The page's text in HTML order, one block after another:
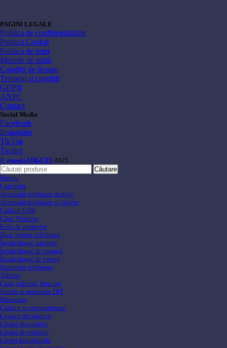
PAGINI LEGALE
Politica de confidențialitate
Politica Cookie
Politica de retur
Metode de plată
Condiții de livrare
Termeni și condiții
GDPR
ANPC
Contact
Social Media
Facebook
Instagram
TikTok
Twitter
© massGADGETS 2025
Căutare
Meniu
Categorii
Accesorii telefoane mobile
Accesorii telefoane si tablete
Cabluri USB
Căsti Wireless
Folii de protecție
Huse pentru telefoane
Încărcătoare wireless
Încărcătoare de mașină
Încărcătoare de perete
Suporturi telefoane
Tablete
Casă, grădină, bricolaj
Unelte și materiale DIY
Materiale
Cabluri si prelungitoare
Ceasuri decorative
Lămpi decorative
Lămpi de exterior
Lămpi funcționale